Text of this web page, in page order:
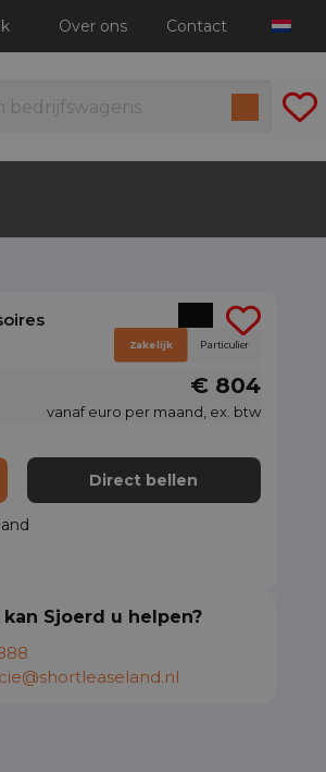
Over ons Contact
€ 804
vanaf euro per maand, ex. btw
Zakelijk Particulier
Direct bellen
Sjoerd u helpen?